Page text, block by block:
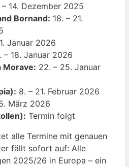
– 14. Dezember 2025
Bornand: 18. – 21.
Januar 2026
– 18. Januar 2026
Morave: 22. – 25. Januar
8. – 21. Februar 2026
März 2026
Termin folgt
alle Termine mit genauen
fällt sofort auf: Alle
2025/26 in Europa – ein